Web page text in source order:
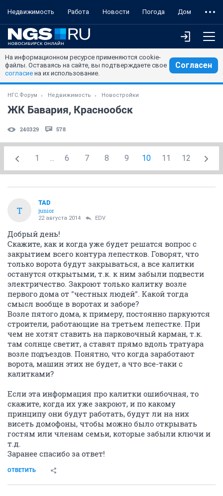
Недвижимость Работа Новости Погода Дом
На информационном ресурсе применяются cookie-
файлы. Оставаясь на сайте, вы подтверждаете свое
согласие на их использование.
Согласен
НГС.Форум Недвижимость Новостройки
ЖК Бавария, Краснообск
240329 578
1 ... 6 7 8 9 10 11 12
T
TAD
junior
22 августа 2014 EDV
Добрый день!
Скажите, как и когда уже будет решатся вопрос с
закрытием всего контура лепестков. Говорят, что
только ворота будут закрываться, а все калитки
останутся открытыми, т.к. к ним забыли подвести
электричество. Закроют только калитку возле
первого дома от "честных людей". Какой тогда
смысл вообще в воротах и заборе?
Возле пятого дома, к примеру, постоянно паркуются
строители, работающие на третьем лепестке. При
чем не хотят ставить на парковочный карман, т.к.
там солнце светит, а ставят прямо вдоль тратуара
возле подъездов. Понятно, что когда заработают
ворота, машин этих не будет, а что все-таки с
калитками?
Если эта информация про калитки ошибочная, то
скажите, когда их уже закроют, и по какому
принципу они будут работать, будут ли на них
висеть домофоны, чтобы можно было открывать
гостям или членам семьи, которые забыли ключи и
т.д.
Заранее спасибо за ответ!
ОТВЕТИТЬ